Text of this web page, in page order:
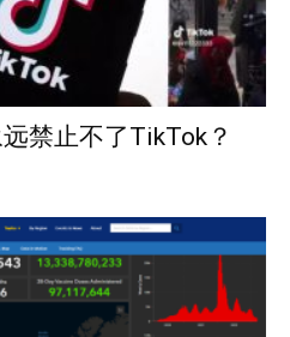
禁止不了TikTok？